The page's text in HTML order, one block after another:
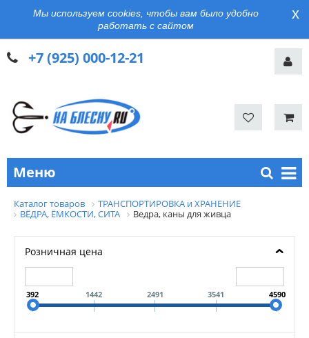
Мы используем cookies, чтобы вам было удобно
работать с сайтом
x
+7 (925) 000-12-21
Меню
Каталог товаров
ТРАНСПОРТИРОВКА и ХРАНЕНИЕ
ВЁДРА, ЁМКОСТИ, СИТА
Ведра, каны для живца
Розничная цена
392 1442 2491 3541 4590